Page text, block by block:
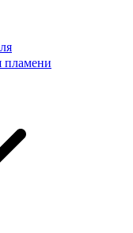
пламени